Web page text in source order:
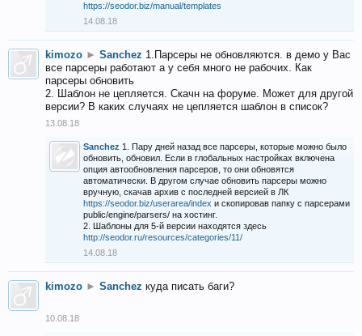
https://seodor.biz/manual/templates
14.08.18
kimozo ► Sanchez 1.Парсеры не обновляются. в демо у Вас
все парсеры работают а у себя много не рабочих. Как
парсеры обновить
2. Шаблон не цепляется. Скачн на форуме. Может для другой
версии? В каких случаях не цепляется шаблон в список?
13.08.18
Sanchez 1. Пару дней назад все парсеры, которые можно было
обновить, обновил. Если в глобальных настройках включена
опция автообновления парсеров, то они обновятся
автоматически. В другом случае обновить парсеры можно
вручную, скачав архив с последней версией в ЛК
https://seodor.biz/userarea/index и скопировав папку с парсерами
public/engine/parsers/ на хостинг.
2. Шаблоны для 5-й версии находятся здесь
http://seodor.ru/resources/categories/11/
14.08.18
kimozo ► Sanchez куда писать баги?
10.08.18